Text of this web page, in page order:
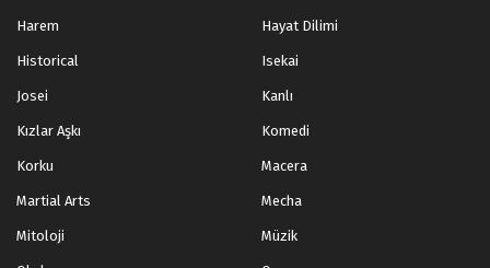
Harem Hayat Dilimi
Historical Isekai
Josei Kanlı
Kızlar Aşkı Komedi
Korku Macera
Martial Arts Mecha
Mitoloji Müzik